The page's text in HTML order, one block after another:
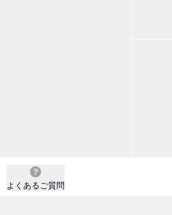
よくあるご質問